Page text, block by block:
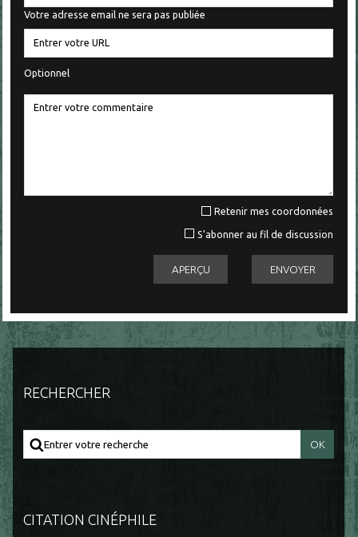
Votre adresse email ne sera pas publiée
Optionnel
Retenir mes coordonnées
S'abonner au fil de discussion
RECHERCHER
CITATION CINÉPHILE